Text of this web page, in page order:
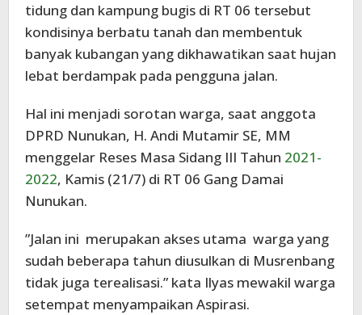
tidung dan kampung bugis di RT 06 tersebut
kondisinya berbatu tanah dan membentuk
banyak kubangan yang dikhawatikan saat hujan
lebat berdampak pada pengguna jalan.
Hal ini menjadi sorotan warga, saat anggota
DPRD Nunukan, H. Andi Mutamir SE, MM
menggelar Reses Masa Sidang III Tahun 2021-
2022, Kamis (21/7) di RT 06 Gang Damai
Nunukan.
”Jalan ini merupakan akses utama warga yang
sudah beberapa tahun diusulkan di Musrenbang
tidak juga terealisasi.” kata Ilyas mewakil warga
setempat menyampaikan Aspirasi.